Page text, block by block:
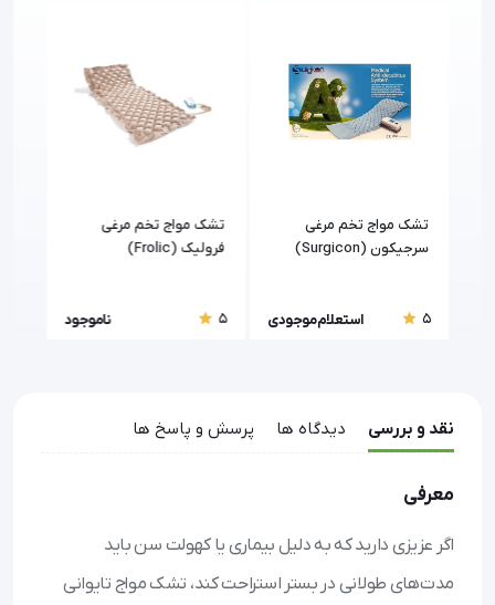
تشک مواج تخم مرغی
سرجیکون (Surgicon)
5 استعلام موجودی
تشک مواج تخم مرغی
فرولیک (Frolic)
5 ناموجود
نقد و بررسی دیدگاه ها پرسش و پاسخ ها
معرفی
اگر عزیزی دارید که به دلیل بیماری یا کهولت سن باید
مدت‌های طولانی در بستر استراحت کند، تشک مواج تایوانی